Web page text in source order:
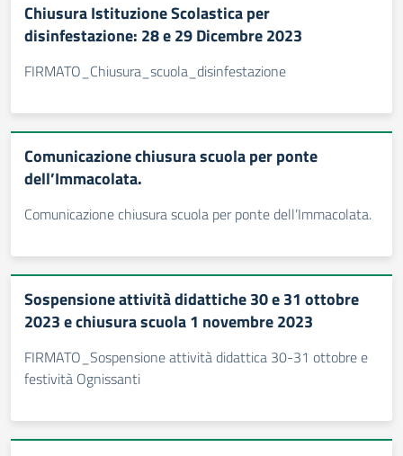
Chiusura Istituzione Scolastica per
disinfestazione: 28 e 29 Dicembre 2023
FIRMATO_Chiusura_scuola_disinfestazione
Comunicazione chiusura scuola per ponte
dell’Immacolata.
Comunicazione chiusura scuola per ponte dell’Immacolata.
Sospensione attività didattiche 30 e 31 ottobre
2023 e chiusura scuola 1 novembre 2023
FIRMATO_Sospensione attività didattica 30-31 ottobre e
festività Ognissanti